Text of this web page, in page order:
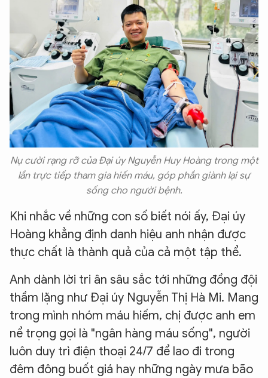
Nụ cười rạng rỡ của Đại úy Nguyễn Huy Hoàng trong một
lần trực tiếp tham gia hiến máu, góp phần giành lại sự
sống cho người bệnh.
Khi nhắc về những con số biết nói ấy, Đại úy
Hoàng khẳng định danh hiệu anh nhận được
thực chất là thành quả của cả một tập thể.
Anh dành lời tri ân sâu sắc tới những đồng đội
thầm lặng như Đại úy Nguyễn Thị Hà Mi. Mang
trong mình nhóm máu hiếm, chị được anh em
nể trọng gọi là "ngân hàng máu sống", người
luôn duy trì điện thoại 24/7 để lao đi trong
đêm đông buốt giá hay những ngày mưa bão
XIN CHÀO,
TÔI LÀ CHATBOT CỦA